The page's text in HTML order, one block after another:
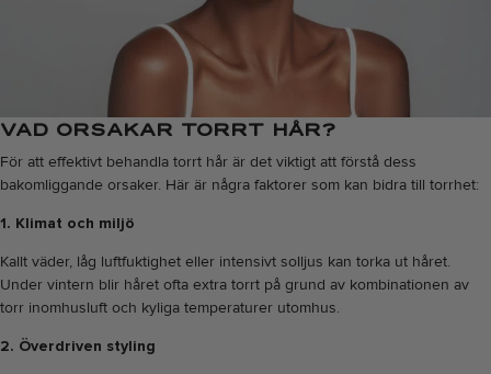
VAD ORSAKAR TORRT HÅR?
För att effektivt behandla torrt hår är det viktigt att förstå dess
bakomliggande orsaker. Här är några faktorer som kan bidra till torrhet:
1. Klimat och miljö
Kallt väder, låg luftfuktighet eller intensivt solljus kan torka ut håret.
Under vintern blir håret ofta extra torrt på grund av kombinationen av
torr inomhusluft och kyliga temperaturer utomhus.
2. Överdriven styling